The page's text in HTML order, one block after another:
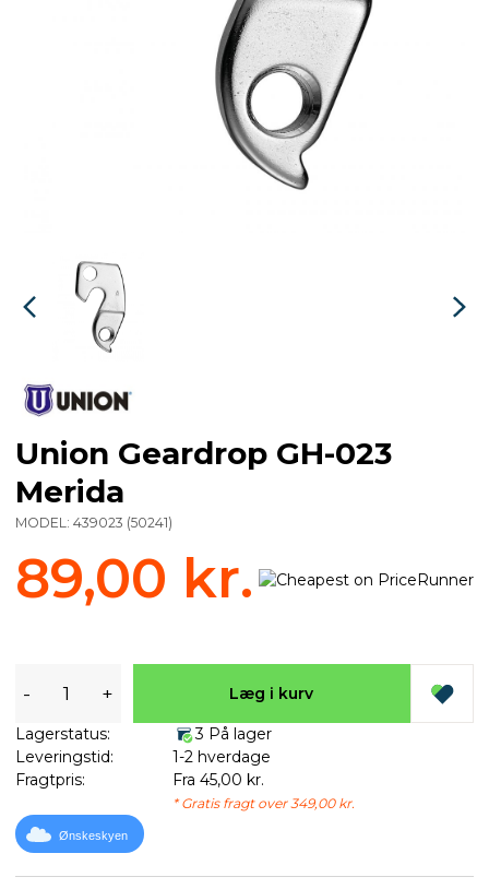
Union Geardrop GH-023
Merida
MODEL: 439023 (50241)
89,00 kr.
- + Læg i kurv
Lagerstatus:
3 På lager
Leveringstid:
1-2 hverdage
Fragtpris:
Fra 45,00 kr.
* Gratis fragt over 349,00 kr.
Ønskeskyen